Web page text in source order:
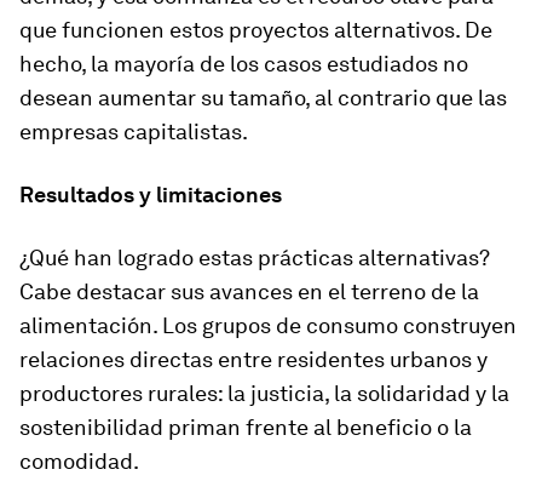
que funcionen estos proyectos alternativos. De
hecho, la mayoría de los casos estudiados no
desean aumentar su tamaño, al contrario que las
empresas capitalistas.
Resultados y limitaciones
¿Qué han logrado estas prácticas alternativas?
Cabe destacar sus avances en el terreno de la
alimentación. Los grupos de consumo construyen
relaciones directas entre residentes urbanos y
productores rurales: la justicia, la solidaridad y la
sostenibilidad priman frente al beneficio o la
comodidad.